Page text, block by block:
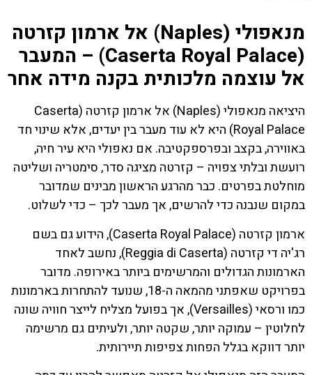
מנאפולי (Naples) אל ארמון קזרטה
(Caserta Royal Palace) – המעבר
אל עוצמה מלכותית בקנה מידה אחר
היציאה מנאפולי (Naples) אל ארמון קזרטה (Caserta
Royal Palace) היא לא עוד מעבר בין יעדים, אלא שינוי חד
באווירה, בקצב ובפרספקטיבה. אם נאפולי היא עיר חיה,
רועשת ובלתי צפויה – קזרטה מציגה סדר, סימטריה ושליטה
מוחלטת בפרטים. כבר מהרגע הראשון מבינים שמדובר
במקום שנבנה כדי להרשים, אך מעבר לכך – כדי לשלוט.
ארמון קזרטה (Caserta Royal Palace), הידוע גם בשם
רג'יה די קזרטה (Reggia di Caserta), נחשב לאחד
הארמונות הגדולים והמרשימים ביותר באירופה. מדובר
בפרויקט שאפתני מהמאה ה-18, שנועד להתחרות בארמונות
כמו ורסאי (Versailles), אך בפועל מצליח לייצר חוויה שונה
לחלוטין – עמוקה יותר, שקטה יותר, ולעיתים גם מרשימה
יותר דווקא בגלל הפחות צפיפות תיירותית.